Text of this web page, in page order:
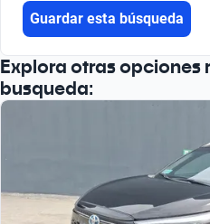
Guardar esta búsqueda
Explora otras opciones
busqueda: